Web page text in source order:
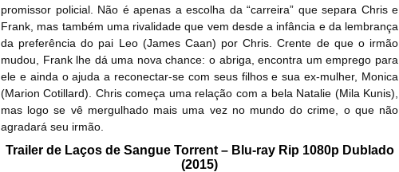
promissor policial. Não é apenas a escolha da “carreira” que separa Chris e
Frank, mas também uma rivalidade que vem desde a infância e da lembrança
da preferência do pai Leo (James Caan) por Chris. Crente de que o irmão
mudou, Frank lhe dá uma nova chance: o abriga, encontra um emprego para
ele e ainda o ajuda a reconectar-se com seus filhos e sua ex-mulher, Monica
(Marion Cotillard). Chris começa uma relação com a bela Natalie (Mila Kunis),
mas logo se vê mergulhado mais uma vez no mundo do crime, o que não
agradará seu irmão.
Trailer de Laços de Sangue Torrent – Blu-ray Rip 1080p Dublado
(2015)